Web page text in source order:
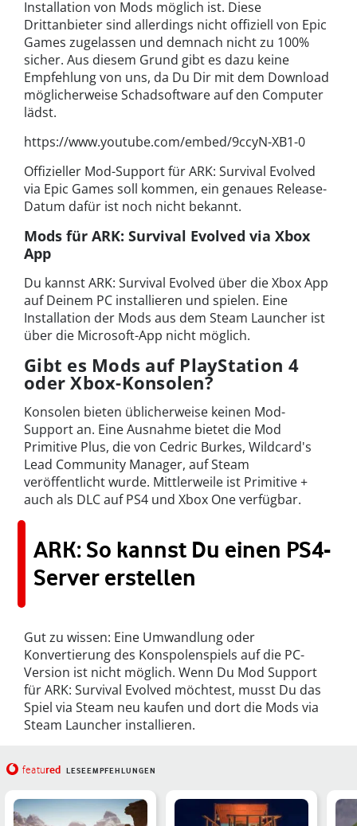
Installation von Mods möglich ist. Diese
Drittanbieter sind allerdings nicht offiziell von Epic
Games zugelassen und demnach nicht zu 100%
sicher. Aus diesem Grund gibt es dazu keine
Empfehlung von uns, da Du Dir mit dem Download
möglicherweise Schadsoftware auf den Computer
lädst.
https://www.youtube.com/embed/9ccyN-XB1-0
Offizieller Mod-Support für ARK: Survival Evolved
via Epic Games soll kommen, ein genaues Release-
Datum dafür ist noch nicht bekannt.
Mods für ARK: Survival Evolved via Xbox
App
Du kannst ARK: Survival Evolved über die Xbox App
auf Deinem PC installieren und spielen. Eine
Installation der Mods aus dem Steam Launcher ist
über die Microsoft-App nicht möglich.
Gibt es Mods auf PlayStation 4
oder Xbox-Konsolen?
Konsolen bieten üblicherweise keinen Mod-
Support an. Eine Ausnahme bietet die Mod
Primitive Plus, die von Cedric Burkes, Wildcard's
Lead Community Manager, auf Steam
veröffentlicht wurde. Mittlerweile ist Primitive +
auch als DLC auf PS4 und Xbox One verfügbar.
ARK: So kannst Du einen PS4-
Server erstellen
Gut zu wissen: Eine Umwandlung oder
Konvertierung des Konspolenspiels auf die PC-
Version ist nicht möglich. Wenn Du Mod Support
für ARK: Survival Evolved möchtest, musst Du das
Spiel via Steam neu kaufen und dort die Mods via
Steam Launcher installieren.
featured LESEEMPFEHLUNGEN